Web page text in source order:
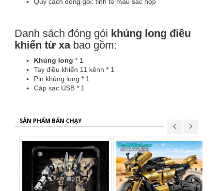
Danh sách đóng gói khủng long điều
khiển từ xabao gồm:
Khủng long * 1
Tay điều khiển 11 kênh * 1
Pin khủng long * 1
Cáp sạc USB * 1
SẢN PHẨM BÁN CHẠY